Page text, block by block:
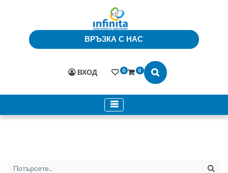
ВРЪЗКА С НАС
ВХОД 0 0